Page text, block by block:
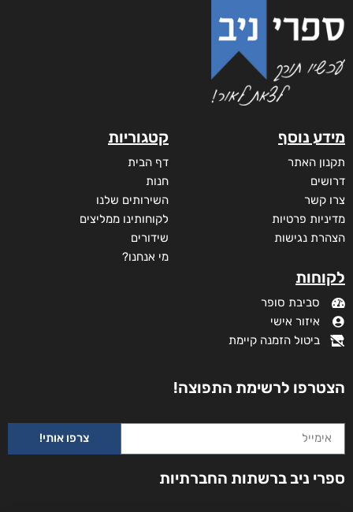
מידע נוסף
תקנון האתר
דרושים
צרו קשר
מדיניות פרטיות
הצהרת נגישות
לקוחות
סביבת סופר
איזור אישי
ביטול הזמנה קיימת
קטגוריות
דף הבית
חנות
השירותים שלנו
לקוחותינו ממליצים
שידורים
מי אנחנו?
הצטרפו לרשימת התפוצה!
צרפו אותי!
ספרי ניב ברשתות החברתיות